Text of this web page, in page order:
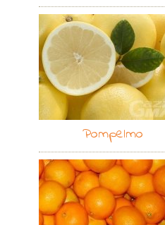
Pompelmo